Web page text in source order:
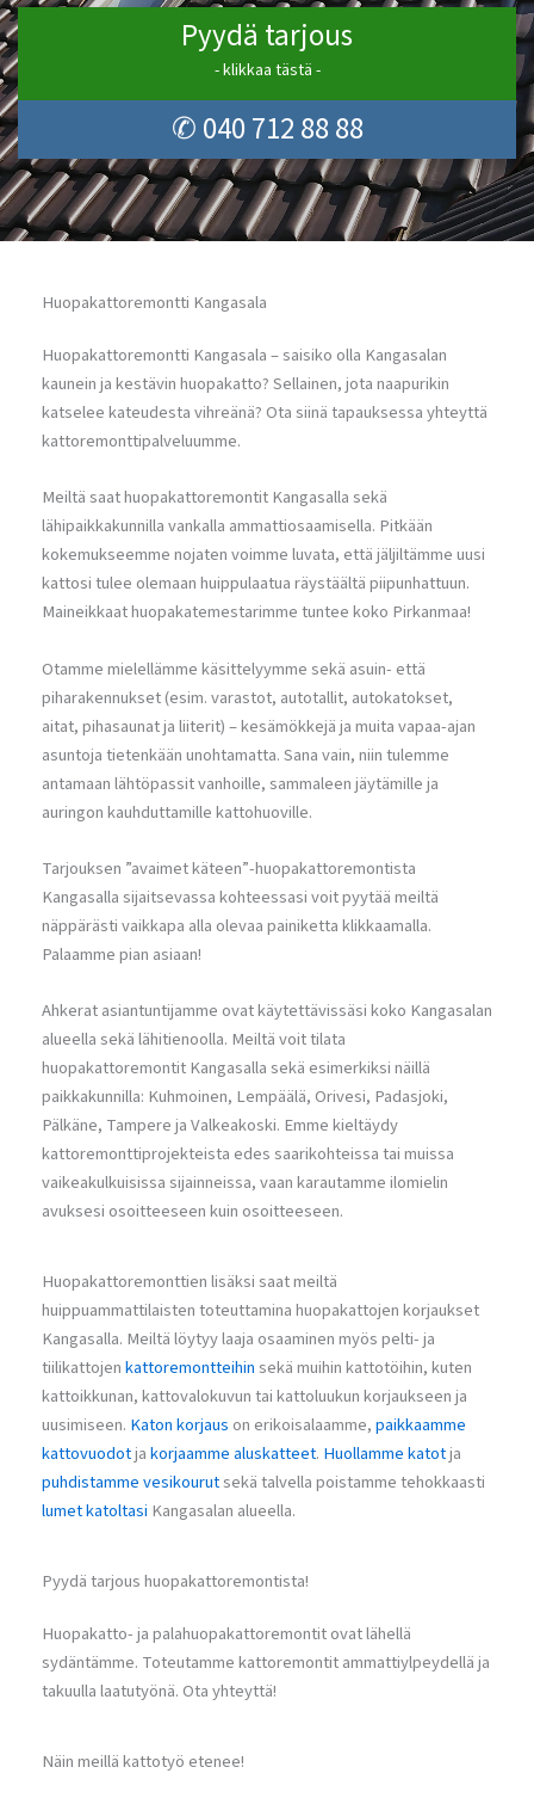
Pyydä tarjous
- klikkaa tästä -
✆ 040 712 88 88
Huopakattoremontti Kangasala
Huopakattoremontti Kangasala – saisiko olla Kangasalan
kaunein ja kestävin huopakatto? Sellainen, jota naapurikin
katselee kateudesta vihreänä? Ota siinä tapauksessa yhteyttä
kattoremonttipalveluumme.
Meiltä saat huopakattoremontit Kangasalla sekä
lähipaikkakunnilla vankalla ammattiosaamisella. Pitkään
kokemukseemme nojaten voimme luvata, että jäljiltämme uusi
kattosi tulee olemaan huippulaatua räystäältä piipunhattuun.
Maineikkaat huopakatemestarimme tuntee koko Pirkanmaa!
Otamme mielellämme käsittelyymme sekä asuin- että
piharakennukset (esim. varastot, autotallit, autokatokset,
aitat, pihasaunat ja liiterit) – kesämökkejä ja muita vapaa-ajan
asuntoja tietenkään unohtamatta. Sana vain, niin tulemme
antamaan lähtöpassit vanhoille, sammaleen jäytämille ja
auringon kauhduttamille kattohuoville.
Tarjouksen ”avaimet käteen”-huopakattoremontista
Kangasalla sijaitsevassa kohteessasi voit pyytää meiltä
näppärästi vaikkapa alla olevaa painiketta klikkaamalla.
Palaamme pian asiaan!
Ahkerat asiantuntijamme ovat käytettävissäsi koko Kangasalan
alueella sekä lähitienoolla. Meiltä voit tilata
huopakattoremontit Kangasalla sekä esimerkiksi näillä
paikkakunnilla: Kuhmoinen, Lempäälä, Orivesi, Padasjoki,
Pälkäne, Tampere ja Valkeakoski. Emme kieltäydy
kattoremonttiprojekteista edes saarikohteissa tai muissa
vaikeakulkuisissa sijainneissa, vaan karautamme ilomielin
avuksesi osoitteeseen kuin osoitteeseen.
Huopakattoremonttien lisäksi saat meiltä
huippuammattilaisten toteuttamina huopakattojen korjaukset
Kangasalla. Meiltä löytyy laaja osaaminen myös pelti- ja
tiilikattojenkattoremontteihinsekä muihin kattotöihin, kuten
kattoikkunan, kattovalokuvun tai kattoluukun korjaukseen ja
uusimiseen. Katon korjaus on erikoisalaamme,paikkaamme
kattovuodotjakorjaamme aluskatteet. Huollamme katotja
puhdistamme vesikourutsekä talvella poistamme tehokkaasti
lumet katoltasi Kangasalan alueella.
Pyydä tarjous huopakattoremontista!
Huopakatto- ja palahuopakattoremontit ovat lähellä
sydäntämme. Toteutamme kattoremontit ammattiylpeydellä ja
takuulla laatutyönä. Ota yhteyttä!
Näin meillä kattotyö etenee!